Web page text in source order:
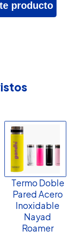
producto
Termo Doble
Pared Acero
Inoxidable
Nayad
Roamer